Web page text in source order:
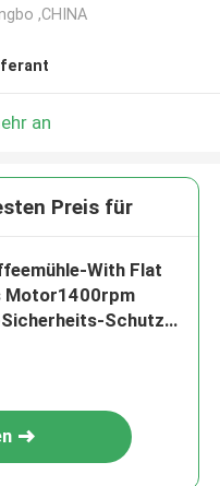
,CHINA
an
Preis für
With Flat
Motor1400rpm
Schutz